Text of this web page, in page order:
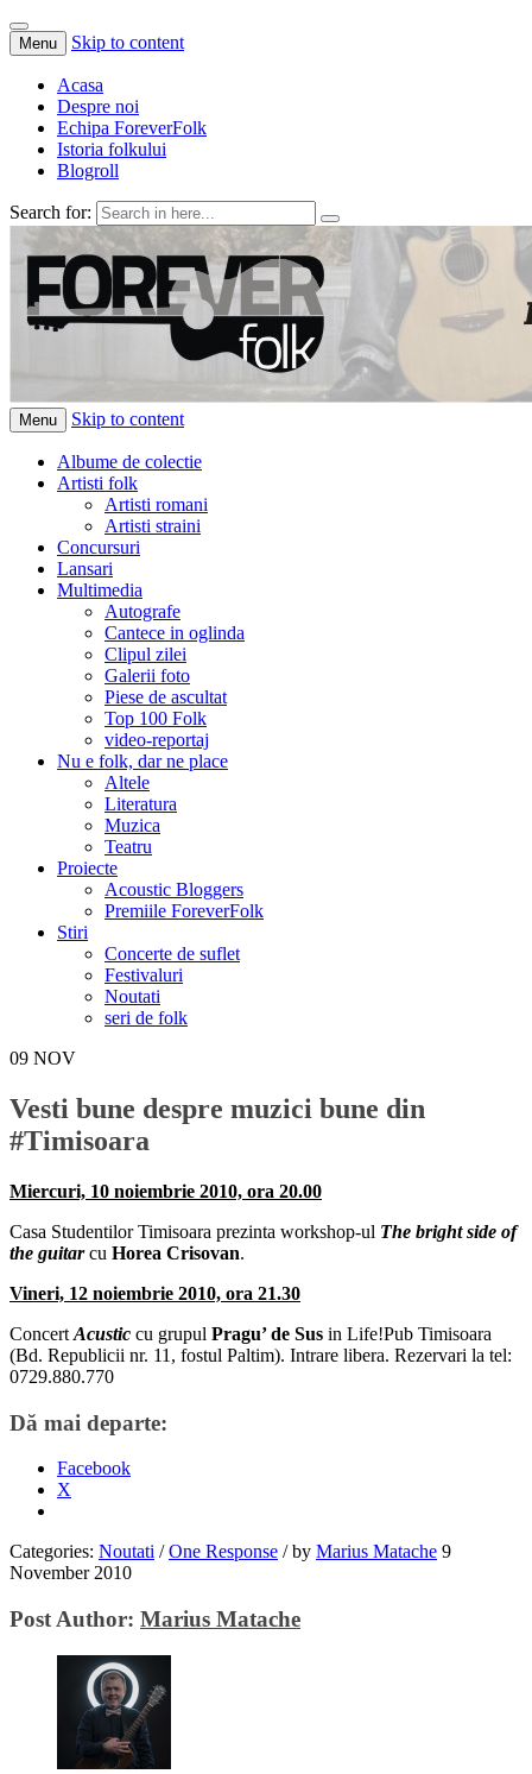
Menu Skip to content
Acasa
Despre noi
Echipa ForeverFolk
Istoria folkului
Blogroll
Search for:
ForeverFolk
Muzica sufletului tau
Menu Skip to content
Albume de colectie
Artisti folk
Artisti romani
Artisti straini
Concursuri
Lansari
Multimedia
Autografe
Cantece in oglinda
Clipul zilei
Galerii foto
Piese de ascultat
Top 100 Folk
video-reportaj
Nu e folk, dar ne place
Altele
Literatura
Muzica
Teatru
Proiecte
Acoustic Bloggers
Premiile ForeverFolk
Stiri
Concerte de suflet
Festivaluri
Noutati
seri de folk
09 NOV
Vesti bune despre muzici bune din
#Timisoara
Miercuri, 10 noiembrie 2010, ora 20.00
Casa Studentilor Timisoara prezinta workshop-ul The bright side of
the guitarcu Horea Crisovan.
Vineri, 12 noiembrie 2010, ora 21.30
Concert Acustic cu grupul Pragu’ de Sus in Life!Pub Timisoara
(Bd. Republicii nr. 11, fostul Paltim). Intrare libera. Rezervari la tel:
0729.880.770
Dă mai departe:
Facebook
X
Categories: Noutati / One Response /by Marius Matache 9
November 2010
Post Author: Marius Matache